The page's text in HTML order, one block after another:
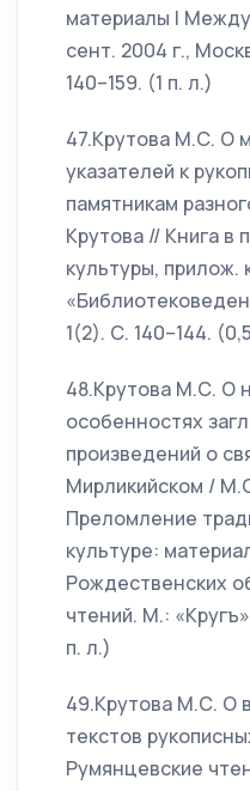
материалы I
сент. 2004 г.,
140–159. (1 п. л.)
47.Крутова М.С. О
указателей к
памятникам
Крутова // Книга в
культуры, прилож.
1(2). С. 140–144.
48.Крутова М.С. О
особенностях
произведений о
Мирликийском /
Преломление
культуре:
Рождественских
чтений. М.:
п. л.)
49.Крутова М.С. О
текстов
Румянцевские